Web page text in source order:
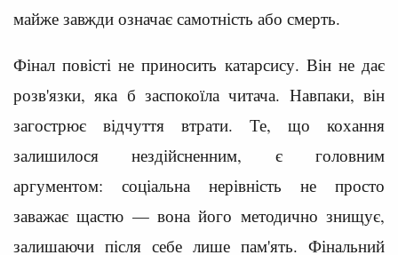
майже завжди означає самотність або смерть.
Фінал повісті не приносить катарсису. Він не дає
розв'язки, яка б заспокоїла читача. Навпаки, він
загострює відчуття втрати. Те, що кохання
залишилося нездійсненним, є головним
аргументом: соціальна нерівність не просто
заважає щастю — вона його методично знищує,
залишаючи після себе лише пам'ять. Фінальний